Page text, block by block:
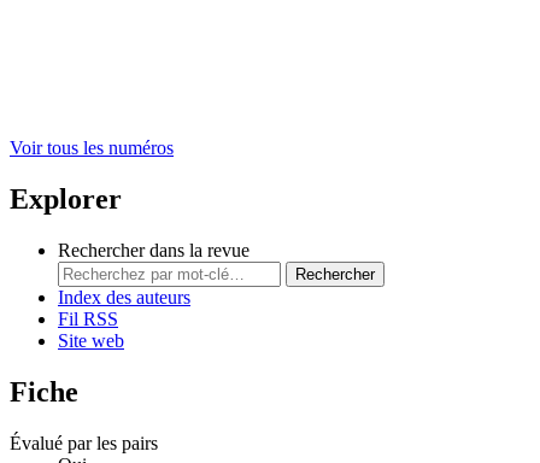
Voir tous les numéros
Explorer
Rechercher dans la revue
Rechercher
Index des auteurs
Fil RSS
Site web
Fiche
Évalué par les pairs